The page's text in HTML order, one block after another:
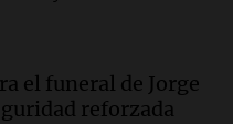
filtraciones: "El
menos
el funeral de Jorge
reforzada